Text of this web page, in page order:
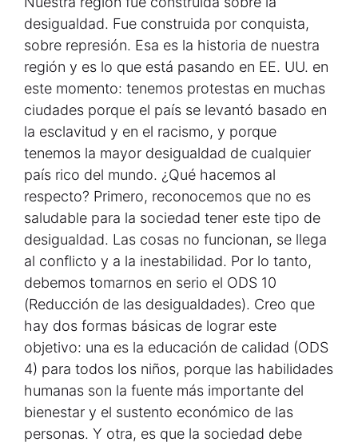
desigualdad. Fue construida por conquista,
sobre represión. Esa es la historia de nuestra
región y es lo que está pasando en EE. UU. en
este momento: tenemos protestas en muchas
ciudades porque el país se levantó basado en
la esclavitud y en el racismo, y porque
tenemos la mayor desigualdad de cualquier
país rico del mundo. ¿Qué hacemos al
respecto? Primero, reconocemos que no es
saludable para la sociedad tener este tipo de
desigualdad. Las cosas no funcionan, se llega
al conflicto y a la inestabilidad. Por lo tanto,
debemos tomarnos en serio el ODS 10
(Reducción de las desigualdades). Creo que
hay dos formas básicas de lograr este
objetivo: una es la educación de calidad (ODS
4) para todos los niños, porque las habilidades
humanas son la fuente más importante del
bienestar y el sustento económico de las
personas. Y otra, es que la sociedad debe